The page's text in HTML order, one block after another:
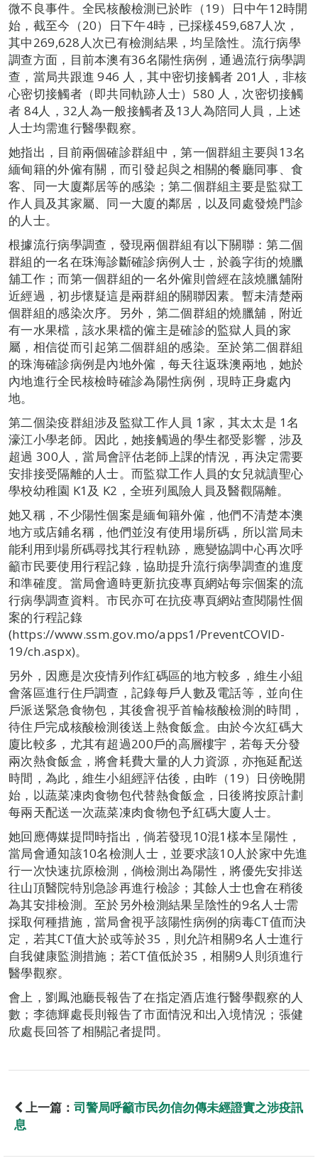
微不良事件。全民核酸檢測已於昨（19）日中午12時開
始，截至今（20）日下午4時，已採樣459,687人次，
其中269,628人次已有檢測結果，均呈陰性。流行病學
調查方面，目前本澳有36名陽性病例，通過流行病學調
查，當局共跟進 946 人，其中密切接觸者 201人，非核
心密切接觸者（即共同軌跡人士）580 人，次密切接觸
者 84人，32人為一般接觸者及13人為陪同人員，上述
人士均需進行醫學觀察。
她指出，目前兩個確診群組中，第一個群組主要與13名
緬甸籍的外僱有關，而引發起與之相關的餐廳同事、食
客、同一大廈鄰居等的感染；第二個群組主要是監獄工
作人員及其家屬、同一大廈的鄰居，以及同處發燒門診
的人士。
根據流行病學調查，發現兩個群組有以下關聯：第二個
群組的一名在珠海診斷確診病例人士，於義字街的燒臘
舖工作；而第一個群組的一名外僱則曾經在該燒臘舖附
近經過，初步懷疑這是兩群組的關聯因素。暫未清楚兩
個群組的感染次序。另外，第二個群組的燒臘舖，附近
有一水果檔，該水果檔的僱主是確診的監獄人員的家
屬，相信從而引起第二個群組的感染。至於第二個群組
的珠海確診病例是內地外僱，每天往返珠澳兩地，她於
內地進行全民核檢時確診為陽性病例，現時正身處內
地。
第二個染疫群組涉及監獄工作人員 1家，其太太是 1名
濠江小學老師。因此，她接觸過的學生都受影響，涉及
超過 300人，當局會評估老師上課的情況，再決定需要
安排接受隔離的人士。而監獄工作人員的女兒就讀聖心
學校幼稚園 K1及 K2，全班列風險人員及醫觀隔離。
她又稱，不少陽性個案是緬甸籍外僱，他們不清楚本澳
地方或店鋪名稱，他們並沒有使用場所碼，所以當局未
能利用到場所碼尋找其行程軌跡，應變協調中心再次呼
籲市民要使用行程記錄，協助提升流行病學調查的進度
和準確度。當局會適時更新抗疫專頁網站每宗個案的流
行病學調查資料。市民亦可在抗疫專頁網站查閱陽性個
案的行程記錄
(https://www.ssm.gov.mo/apps1/PreventCOVID-
19/ch.aspx)。
另外，因應是次疫情列作紅碼區的地方較多，維生小組
會落區進行住戶調查，記錄每戶人數及電話等，並向住
戶派送緊急食物包，其後會視乎首輪核酸檢測的時間，
待住戶完成核酸檢測後送上熱食飯盒。由於今次紅碼大
廈比較多，尤其有超過200戶的高層樓宇，若每天分發
兩次熱食飯盒，將會耗費大量的人力資源，亦拖延配送
時間，為此，維生小組經評估後，由昨（19）日傍晚開
始，以蔬菜凍肉食物包代替熱食飯盒，日後將按原計劃
每兩天配送一次蔬菜凍肉食物包予紅碼大廈人士。
她回應傳媒提問時指出，倘若發現10混1樣本呈陽性，
當局會通知該10名檢測人士，並要求該10人於家中先進
行一次快速抗原檢測，倘檢測出為陽性，將優先安排送
往山頂醫院特別急診再進行檢診；其餘人士也會在稍後
為其安排檢測。至於另外檢測結果呈陰性的9名人士需
採取何種措施，當局會視乎該陽性病例的病毒CT值而決
定，若其CT值大於或等於35，則允許相關9名人士進行
自我健康監測措施；若CT值低於35，相關9人則須進行
醫學觀察。
會上，劉鳳池廳長報告了在指定酒店進行醫學觀察的人
數；李德輝處長則報告了市面情況和出入境情況；張健
欣處長回答了相關記者提問。
上一篇： 司警局呼籲市民勿信勿傳未經證實之涉疫訊
息